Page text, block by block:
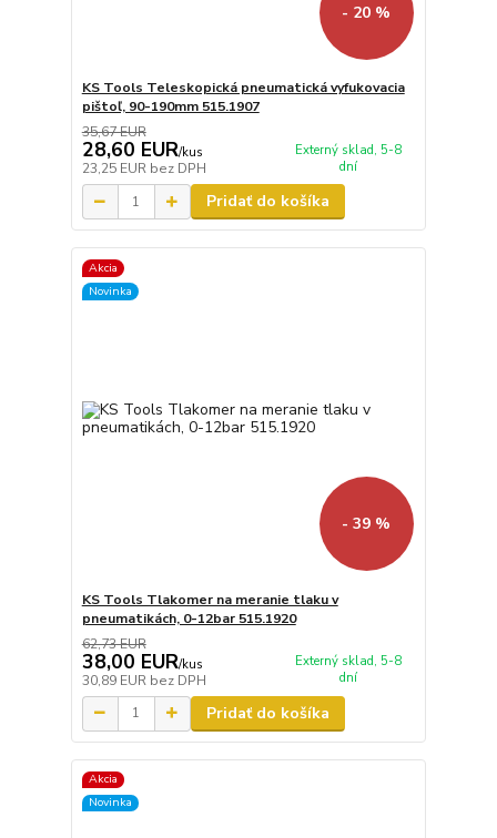
- 20 %
KS Tools Teleskopická pneumatická vyfukovacia
pištoľ, 90-190mm 515.1907
35,67 EUR
28,60 EUR/kus
23,25 EUR bez DPH
Externý sklad, 5-8
dní
Pridať do košíka
Akcia
Novinka
- 39 %
KS Tools Tlakomer na meranie tlaku v
pneumatikách, 0-12bar 515.1920
62,73 EUR
38,00 EUR/kus
30,89 EUR bez DPH
Externý sklad, 5-8
dní
Pridať do košíka
Akcia
Novinka